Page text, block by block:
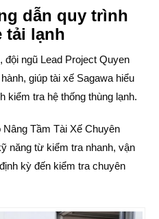
dẫn quy trình
tải lạnh
ngũ Lead Project Quyen
giúp tài xế Sagawa hiểu
kiểm tra hệ thống thùng lạnh.
Tầm Tài Xế Chuyên
năng từ kiểm tra nhanh, vận
kỳ đến kiểm tra chuyên